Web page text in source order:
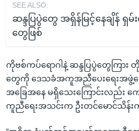
SEE ALSO:
ဆန္ဒပြပွဲတွေ အရှိန်မြင့်နေချိန် ရှ
တွေဖြစ်
ကိုဗစ်ကပ်ရောဂါနဲ့ ဆန္ဒပြပွဲတွေကြား တို
တွေကို ဒေသခံအကူအညီပေးရေးအဖွဲ့တွ
အခြေအနေ မရှိသေးကြောင်းလည်း
ကူညီရေးအသင်းက ဦးတင်မောင်သိန်းက